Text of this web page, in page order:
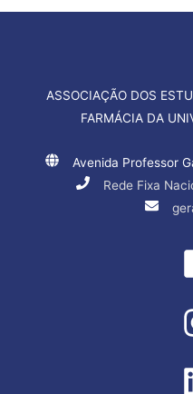
ASSOCIAÇÃO DOS
FARMÁCIA DA
Avenida Professor
Rede Fixa